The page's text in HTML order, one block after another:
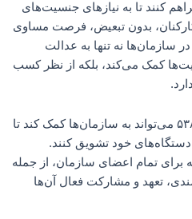
کنند تا به نیازهای جنسیت‌های
بدون تبعیض، فرصت مساوی
سازمان‌ها نه تنها به عدالت
کمک می‌کند، بلکه از نظر کسب
استفاده از استاندارد ایزو ۵۳۸۰۰ می‌تواند به سازمان‌ها کمک کند تا
دستگاه‌های خود تشویق کنند.
برای تمام اعضای سازمان، از جمله
تعهد و مشارکت فعال آن‌ها